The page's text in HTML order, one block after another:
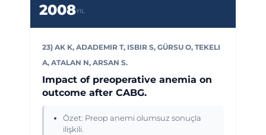
2008YIL
23) AK K, ADADEMIR T, ISBIR S, GÜRSU O, TEKELI
A, ATALAN N, ARSAN S.
Impact of preoperative anemia on
outcome after CABG.
Özet: Preop anemi olumsuz sonuçla
ilişkili.